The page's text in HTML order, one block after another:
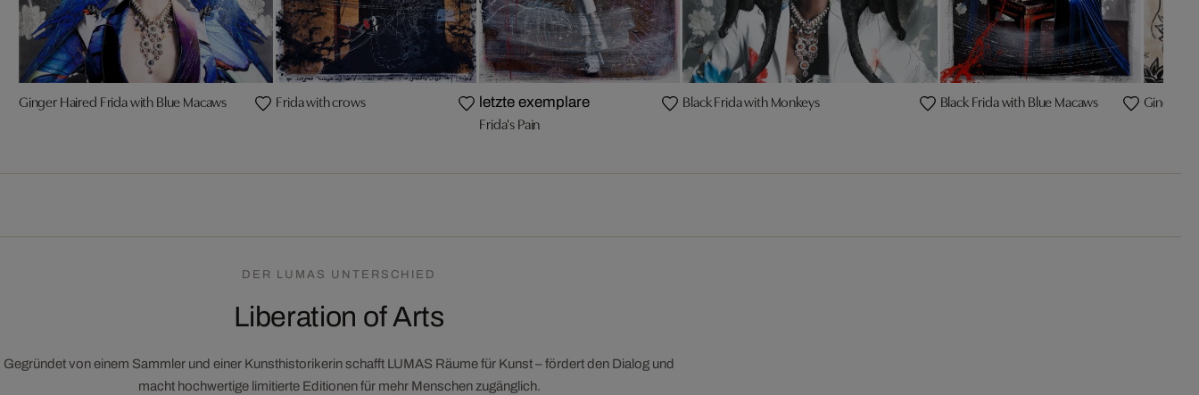
Ginger Haired Frida with Blue Macaws Frida with crows letzte exemplare
Frida's Pain
Black Frida with Monkeys Black Frida with Blue Macaws Ginger
DER LUMAS UNTERSCHIED
Liberation of Arts
Gegründet von einem Sammler und einer Kunsthistorikerin schafft LUMAS Räume für Kunst – fördert den Dialog und
macht hochwertige limitierte Editionen für mehr Menschen zugänglich.